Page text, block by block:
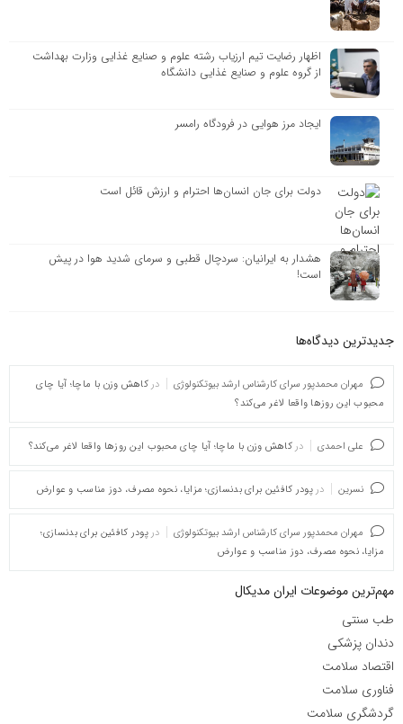
اظهار رضایت تیم ارزیاب رشته علوم و صنایع غذایی وزارت بهداشت
از گروه علوم و صنایع غذایی دانشگاه
ایجاد مرز هوایی در فرودگاه رامسر
دولت برای جان انسان‌ها احترام و ارزش قائل است
هشدار به ایرانیان: سردچال قطبی و سرمای شدید هوا در پیش
است!
جدیدترین دیدگاه‌‌ها
مهران محمدپور سرای کارشناس ارشد بیوتکنولوژی در کاهش وزن با ماچا؛ آیا چای
محبوب این روزها واقعا لاغر می‌کند؟
علی احمدی در کاهش وزن با ماچا؛ آیا چای محبوب این روزها واقعا لاغر می‌کند؟
نسرین در پودر کافئین برای بدنسازی؛ مزایا، نحوه مصرف، دوز مناسب و عوارض
مهران محمدپور سرای کارشناس ارشد بیوتکنولوژی در پودر کافئین برای بدنسازی؛
مزایا، نحوه مصرف، دوز مناسب و عوارض
مهم‌ترین موضوعات ایران مدیکال
طب سنتی
دندان پزشکی
اقتصاد سلامت
فناوری سلامت
گردشگری سلامت